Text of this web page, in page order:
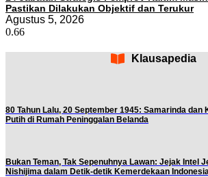
Pastikan Dilakukan Objektif dan Terukur
Agustus 5, 2026
Klausapedia
80 Tahun Lalu, 20 September 1945: Samarinda dan
Putih di Rumah Peninggalan Belanda
Bukan Teman, Tak Sepenuhnya Lawan: Jejak Intel
Nishijima dalam Detik-detik Kemerdekaan